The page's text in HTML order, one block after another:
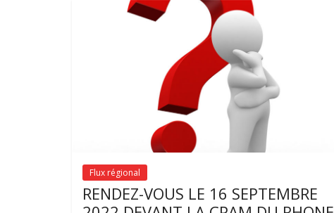
Flux régional
RENDEZ-VOUS LE 16 SEPTEMBRE